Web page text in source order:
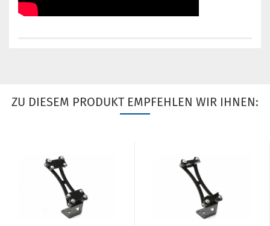
ZU DIESEM PRODUKT EMPFEHLEN WIR IHNEN: